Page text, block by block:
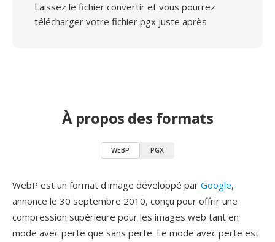
Laissez le fichier convertir et vous pourrez
télécharger votre fichier pgx juste après
À propos des formats
WEBP PGX
WebP est un format d'image développé par Google,
annonce le 30 septembre 2010, conçu pour offrir une
compression supérieure pour les images web tant en
mode avec perte que sans perte. Le mode avec perte est